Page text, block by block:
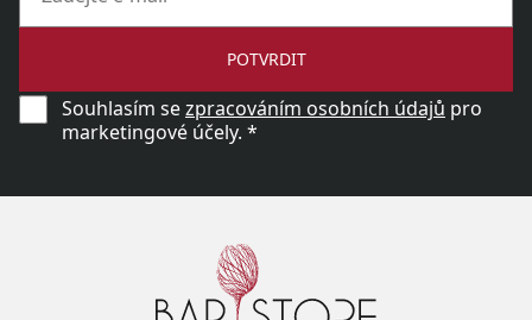
POTVRDIT
Souhlasím sezpracováním osobních údajů pro
marketingové účely. *